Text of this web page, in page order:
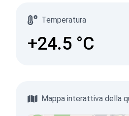
Temperatura
+24.5 °C
Mappa interattiva della